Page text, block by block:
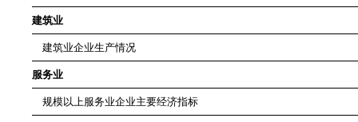
建筑业
建筑业企业生产情况
服务业
规模以上服务业企业主要经济指标